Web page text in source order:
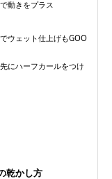
動きをプラス
ウェット仕上げもGOO
にハーフカールをつけ
乾かし方